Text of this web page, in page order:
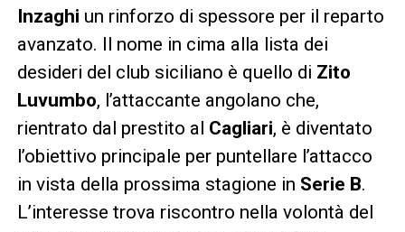
Inzaghi un rinforzo di spessore per il reparto
avanzato. Il nome in cima alla lista dei
desideri del club siciliano è quello di Zito
Luvumbo, l’attaccante angolano che,
rientrato dal prestito al Cagliari, è diventato
l’obiettivo principale per puntellare l’attacco
in vista della prossima stagione in Serie B.
L’interesse trova riscontro nella volontà del